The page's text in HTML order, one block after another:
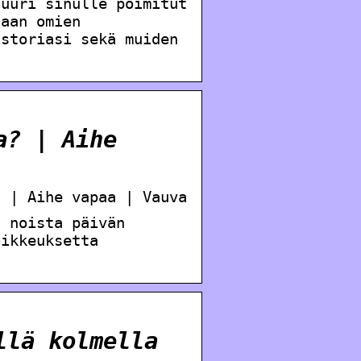
omien
sekä muiden
| Aihe
| Aihe vapaa | Vauva
noista päivän
kolmella